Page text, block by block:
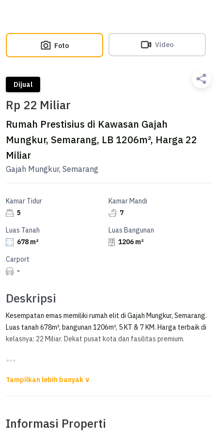
Foto Video
Dijual
Rp 22 Miliar
Rumah Prestisius di Kawasan Gajah
Mungkur, Semarang, LB 1206m², Harga 22
Miliar
Gajah Mungkur, Semarang
Kamar Tidur
5
Kamar Mandi
7
Luas Tanah
678 m²
Luas Bangunan
1206 m²
Carport
-
Deskripsi
Kesempatan emas memiliki rumah elit di Gajah Mungkur, Semarang.
Luas tanah 678m², bangunan 1206m², 5 KT & 7 KM. Harga terbaik di
kelasnya: 22 Miliar. Dekat pusat kota dan fasilitas premium.
***
ada view kota
Informasi Properti